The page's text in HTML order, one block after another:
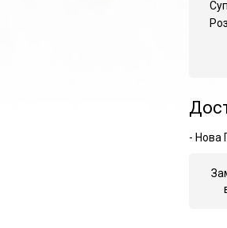
- Нова